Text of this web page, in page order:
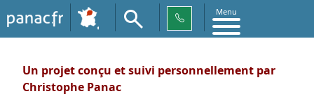
Menu
Un projet conçu et suivi personnellement par
Christophe Panac